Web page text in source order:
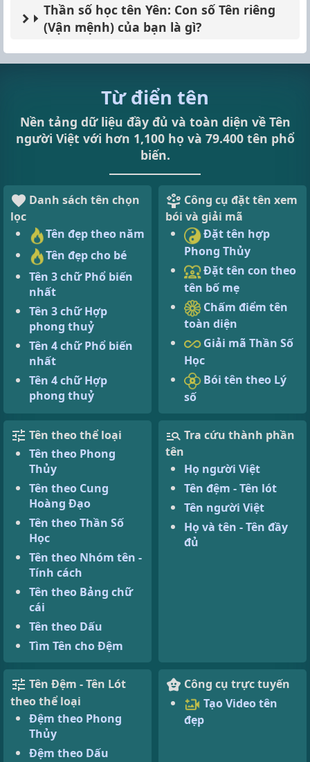
Thần số học tên Yên: Con số Tên riêng
(Vận mệnh) của bạn là gì?
Từ điển tên
Nền tảng dữ liệu đầy đủ và toàn diện về Tên
người Việt với hơn 1,100 họ và 79.400 tên phổ
biến.
Danh sách tên chọn
lọc
Tên đẹp theo năm
Tên đẹp cho bé
Tên 3 chữ Phổ biến
nhất
Tên 3 chữ Hợp
phong thuỷ
Tên 4 chữ Phổ biến
nhất
Tên 4 chữ Hợp
phong thuỷ
Công cụ đặt tên xem
bói và giải mã
Đặt tên hợp
Phong Thủy
Đặt tên con theo
tên bố mẹ
Chấm điểm tên
toàn diện
Giải mã Thần Số
Học
Bói tên theo Lý
số
Tên theo thể loại
Tên theo Phong
Thủy
Tên theo Cung
Hoàng Đạo
Tên theo Thần Số
Học
Tên theo Nhóm tên -
Tính cách
Tên theo Bảng chữ
cái
Tên theo Dấu
Tìm Tên cho Đệm
Tra cứu thành phần
tên
Họ người Việt
Tên đệm - Tên lót
Tên người Việt
Họ và tên - Tên đầy
đủ
Tên Đệm - Tên Lót
theo thể loại
Đệm theo Phong
Thủy
Đệm theo Dấu
Công cụ trực tuyến
Tạo Video tên
đẹp